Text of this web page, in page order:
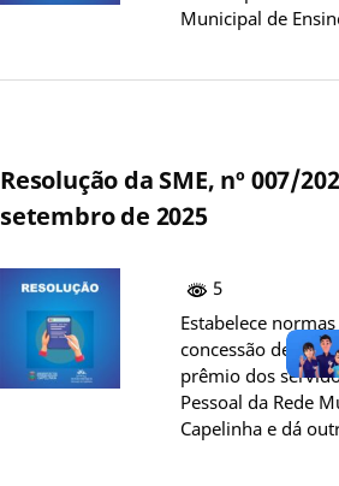
Municipal de
Resolução da SME, nº 007/
setembro de 2025
5
Estabelece
concessão de
prêmio dos
Pessoal da Rede
Capelinha e dá